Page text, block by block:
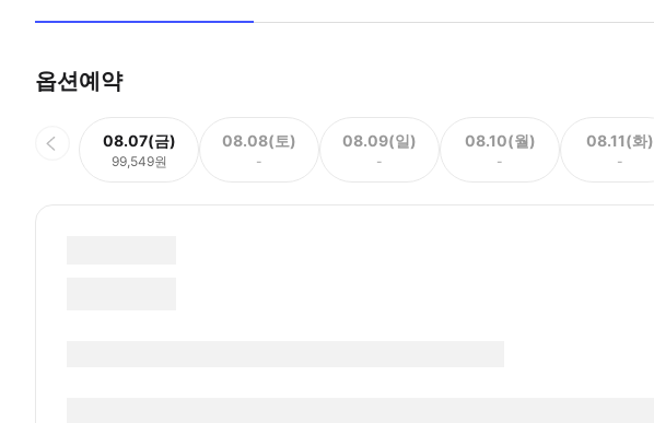
옵션예약
08.07(금)
99,549원
08.08(토)
-
08.09(일)
-
08.10(월)
-
08.11(화)
-